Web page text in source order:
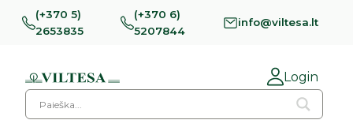
(+370 5)
2653835
(+370 6)
5207844
info@viltesa.lt
Login